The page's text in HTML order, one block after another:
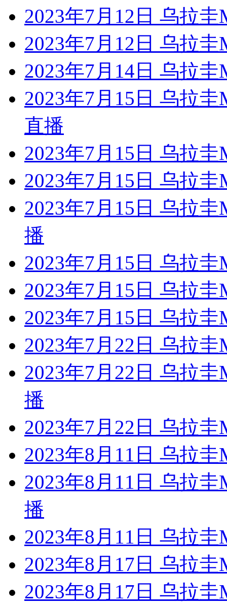
2023年7月12日 乌拉
2023年7月12日 乌拉
2023年7月14日 乌拉
2023年7月15日 乌拉
直播
2023年7月15日 乌拉
2023年7月15日 乌拉
2023年7月15日 乌拉
播
2023年7月15日 乌拉
2023年7月15日 乌拉
2023年7月15日 乌拉
2023年7月22日 乌拉
2023年7月22日 乌拉
播
2023年7月22日 乌拉
2023年8月11日 乌拉
2023年8月11日 乌拉
播
2023年8月11日 乌拉
2023年8月17日 乌拉
2023年8月17日 乌拉